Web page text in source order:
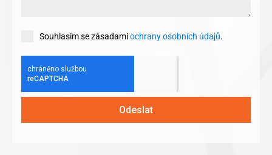
Souhlasím se zásadamiochrany osobních údajů.
Odeslat